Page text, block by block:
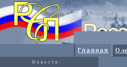
Главная О
Новости: